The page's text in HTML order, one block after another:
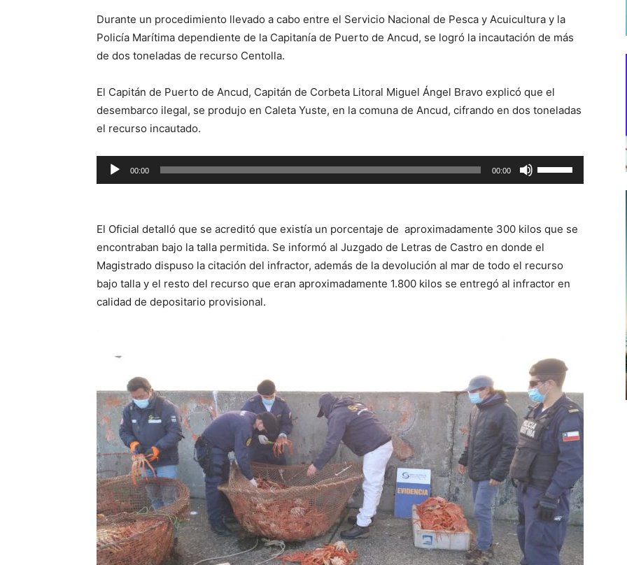
Durante un procedimiento llevado a cabo entre el Servicio Nacional de Pesca y Acuicultura y la
Policía Marítima dependiente de la Capitanía de Puerto de Ancud, se logró la incautación de más
de dos toneladas de recurso Centolla.
El Capitán de Puerto de Ancud, Capitán de Corbeta Litoral Miguel Ángel Bravo explicó que el
desembarco ilegal, se produjo en Caleta Yuste, en la comuna de Ancud, cifrando en dos toneladas
el recurso incautado.
Reproductor
de
00:00 00:00
las
flecha
arriba/abajo
para
aumentar
volumen.
El Oficial detalló que se acreditó que existía un porcentaje de aproximadamente 300 kilos que se
encontraban bajo la talla permitida. Se informó al Juzgado de Letras de Castro en donde el
Magistrado dispuso la citación del infractor, además de la devolución al mar de todo el recurso
bajo talla y el resto del recurso que eran aproximadamente 1.800 kilos se entregó al infractor en
calidad de depositario provisional.